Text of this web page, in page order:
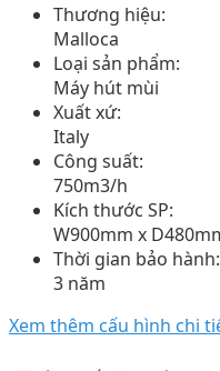
Thương hiệu:
Malloca
Loại sản phẩm:
Máy hút mùi
Xuất xứ:
Italy
Công suất:
750m3/h
Kích thước SP:
W900mm x
Thời gian bảo hành:
3 năm
Xem thêm cấu hình chi